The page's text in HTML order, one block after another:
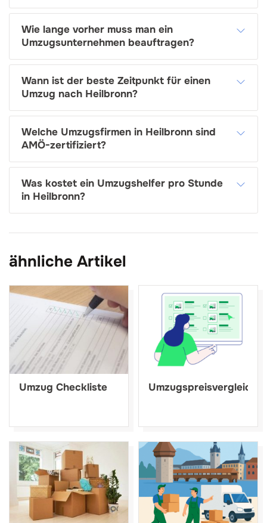
Wie lange vorher muss man ein
Umzugsunternehmen beauftragen?
Wann ist der beste Zeitpunkt für einen
Umzug nach Heilbronn?
Welche Umzugsfirmen in Heilbronn sind
AMÖ-zertifiziert?
Was kostet ein Umzugshelfer pro Stunde
in Heilbronn?
ähnliche Artikel
Umzug Checkliste Umzugspreisvergleich